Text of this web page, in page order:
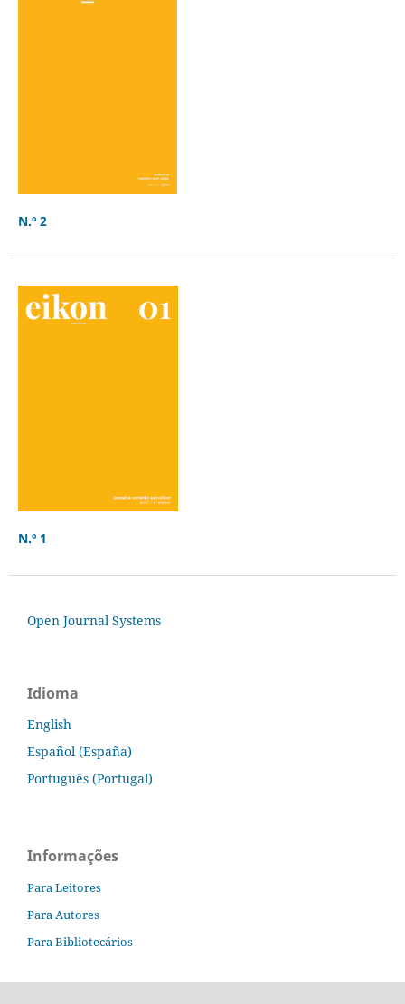
N.º 2
N.º 1
Open Journal Systems
Idioma
English
Español (España)
Português (Portugal)
Informações
Para Leitores
Para Autores
Para Bibliotecários